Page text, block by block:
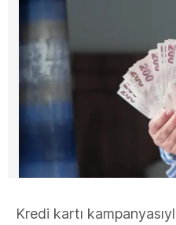
Kredi kartı